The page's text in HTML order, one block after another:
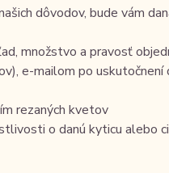
dôvodov, bude vám
množstvo a pravosť
e-mailom po
rezaných kvetov
o danú kyticu alebo